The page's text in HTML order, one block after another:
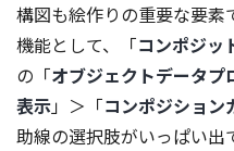
構図も絵作りの重要な要
機能として、「コンポジッ
の「オブジェクトデータプ
表示」＞「コンポジション
助線の選択肢がいっぱい出